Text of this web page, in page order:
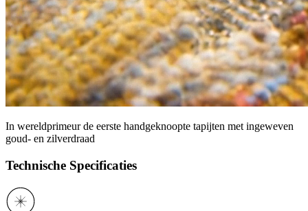
In wereldprimeur de eerste handgeknoopte tapijten met ingeweven
goud- en zilverdraad
Technische Specificaties